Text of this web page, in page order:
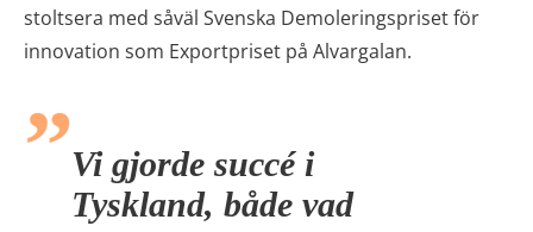
stoltsera med såväl Svenska Demoleringspriset för
innovation som Exportpriset på Alvargalan.
Vi gjorde succé i
Tyskland, både vad